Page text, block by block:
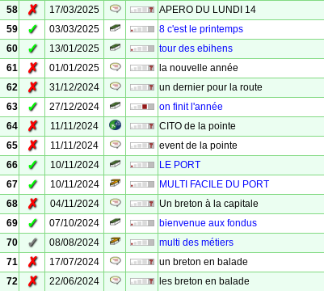
58
✗ 17/03/2025
APERO DU LUNDI 14
59
✓ 03/03/2025
8 c'est le printemps
60
✓ 13/01/2025
tour des ebihens
61
✗ 01/01/2025
la nouvelle année
62
✗ 31/12/2024
un dernier pour la route
63
✓ 27/12/2024
on finit l'année
64
✗ 11/11/2024
CITO de la pointe
65
✗ 11/11/2024
event de la pointe
66
✓ 10/11/2024
LE PORT
67
✓ 10/11/2024
MULTI FACILE DU PORT
68
✗ 04/11/2024
Un breton à la capitale
69
✓ 07/10/2024
bienvenue aux fondus
70
✓ 08/08/2024
multi des métiers
71
✗ 17/07/2024
un breton en balade
72
✗ 22/06/2024
les breton en balade